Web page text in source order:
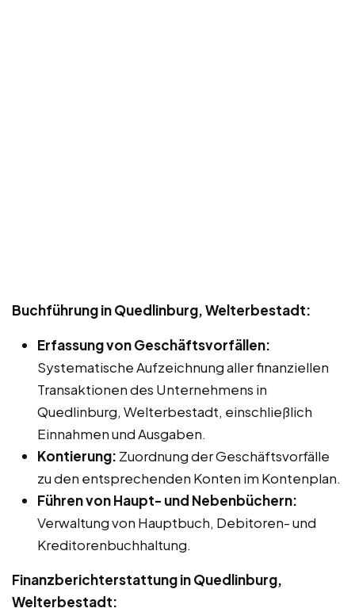
Buchführung in Quedlinburg, Welterbestadt:
Erfassung von Geschäftsvorfällen:
Systematische Aufzeichnung aller finanziellen
Transaktionen des Unternehmens in
Quedlinburg, Welterbestadt, einschließlich
Einnahmen und Ausgaben.
Kontierung: Zuordnung der Geschäftsvorfälle
zu den entsprechenden Konten im Kontenplan.
Führen von Haupt- und Nebenbüchern:
Verwaltung von Hauptbuch, Debitoren- und
Kreditorenbuchhaltung.
Finanzberichterstattung in Quedlinburg,
Welterbestadt: